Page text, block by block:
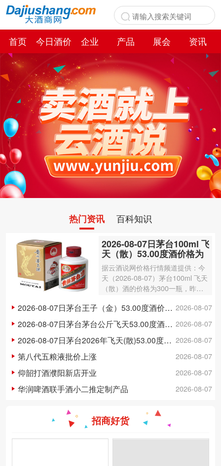
首页 今日酒价 企业 产品 展会
资讯
百科
热门资讯 百科知识
2026-08-07日茅台100ml 飞
天（散）53.00度酒价格为
300一瓶，上涨 3元
据云酒说网价格行情频道提供：今
天（2026-08-07）茅台100ml 飞天
（散）酒的价格为300一瓶，昨日
00ml 飞天（散）酒容量为100ml，
酒精度数为53.00度。茅台酒除了年
份因素之外…
2026-08-07
2026-08-07日茅台王子（金）53.00度酒价格为148一瓶，下跌 5元
2026-08-07
2026-08-07日茅台茅台公斤飞天53.00度酒价格为3,250一瓶，下跌 20元
2026-08-07
2026-08-07日茅台2026年飞天(散)53.00度酒价格为1,700一瓶，上涨 5元
2026-08-07
第八代五粮液批价上涨
2026-08-07
仰韶打酒濮阳新店开业
2026-08-07
华润啤酒联手酒小二推定制产品
招商好货